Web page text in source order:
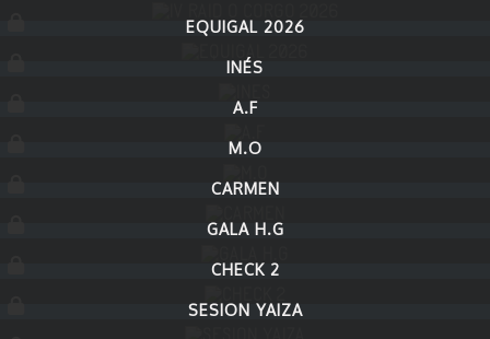
EQUIGAL 2026
INÉS
A.F
M.O
CARMEN
GALA H.G
CHECK 2
SESION YAIZA